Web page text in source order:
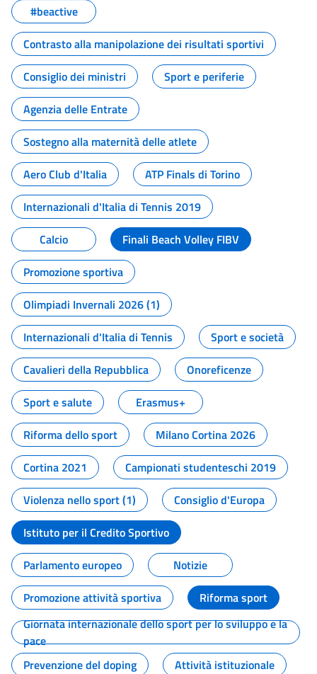
#beactive
Contrasto alla manipolazione dei risultati sportivi
Consiglio dei ministri
Sport e periferie
Agenzia delle Entrate
Sostegno alla maternità delle atlete
Aero Club d'Italia
ATP Finals di Torino
Internazionali d'Italia di Tennis 2019
Calcio
Finali Beach Volley FIBV
Promozione sportiva
Olimpiadi Invernali 2026 (1)
Internazionali d'Italia di Tennis
Sport e società
Cavalieri della Repubblica
Onoreficenze
Sport e salute
Erasmus+
Riforma dello sport
Milano Cortina 2026
Cortina 2021
Campionati studenteschi 2019
Violenza nello sport (1)
Consiglio d'Europa
Istituto per il Credito Sportivo
Parlamento europeo
Notizie
Promozione attività sportiva
Riforma sport
Giornata internazionale dello sport per lo sviluppo e la
pace
Prevenzione del doping
Attività istituzionale